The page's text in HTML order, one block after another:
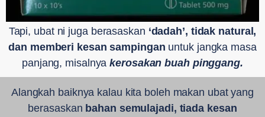
Tapi, ubat ni juga berasaskan ‘dadah’, tidak natural,
dan memberi kesan sampingan untuk jangka masa
panjang, misalnyakerosakan buah pinggang.
Alangkah baiknya kalau kita boleh makan ubat yang
berasaskan bahan semulajadi, tiada kesan